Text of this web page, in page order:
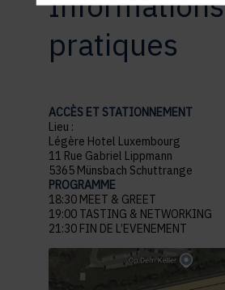
pratiques
ACCÈS ET STATIONNEMENT
Lieu :
Légère Hotel Luxembourg
11 Rue Gabriel Lippmann
5365 Münsbach Schuttrange
PROGRAMME
18:30 MEET & GREET
19:00 TASTING & NETWORKING
21:30 FIN DE L’EVENEMENT